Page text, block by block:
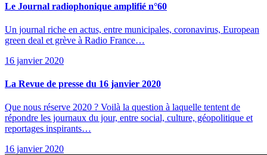
Le Journal radiophonique amplifié n°60
Un journal riche en actus, entre municipales, coronavirus, European
green deal et grève à Radio France…
16 janvier 2020
La Revue de presse du 16 janvier 2020
Que nous réserve 2020 ? Voilà la question à laquelle tentent de
répondre les journaux du jour, entre social, culture, géopolitique et
reportages inspirants…
16 janvier 2020